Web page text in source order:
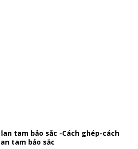
tam bảo sắc -Cách ghép-cách
tam bảo sắc